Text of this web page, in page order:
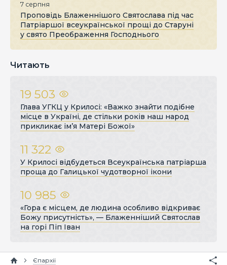
7 серпня
Проповідь Блаженнішого Святослава під час
Патріаршої всеукраїнської прощі до Старуні
у свято Преображення Господнього
Читають
19 503
Глава УГКЦ у Крилосі: «Важко знайти подібне
місце в Україні, де стільки років наш народ
прикликає ім’я Матері Божої»
11 322
У Крилосі відбудеться Всеукраїнська патріарша
проща до Галицької чудотворної ікони
10 985
«Гора є місцем, де людина особливо відкриває
Божу присутність», — Блаженніший Святослав
на горі Піп Іван
Єпархії